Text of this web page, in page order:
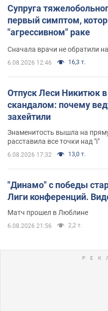
Супруга
первый симптом,
"агрессивном" раке
Сначала врачи не обратили
6.08.2026 12:46 16,3 т.
Отпуск Леси Никитюк
скандалом: почему
захейтили
Знаменитость вышла на
расставила все точки над "i"
6.08.2026 17:32 13,0 т.
"Динамо" с победы
Лиги конференций.
Матч прошел в Люблине
6.08.2026 21:56 2,2 т.